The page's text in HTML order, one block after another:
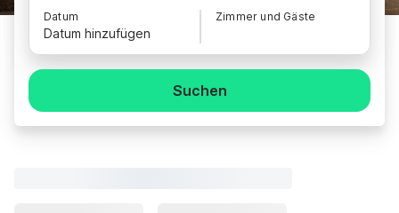
Datum
Datum hinzufügen
Zimmer und Gäste
Suchen